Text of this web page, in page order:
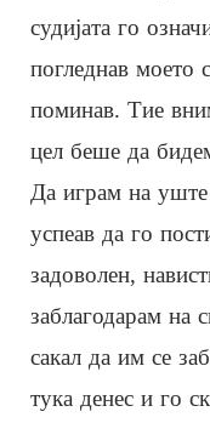
судијата го
погледнав моето
поминав. Тие
цел беше да
Да играм на
успеав да го
задоволен,
заблагодарам на
сакал да им се
тука денес и го